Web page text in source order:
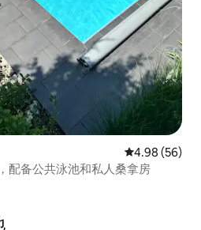
平均评分 4.98
4.98 (56)
配备公共泳池和私人桑拿房